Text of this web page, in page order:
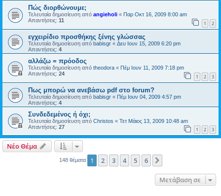
Πώς διορθώνουμε;
Τελευταία δημοσίευση από angieholi « Παρ Οκτ 16, 2009 8:00 am
Απαντήσεις: 11 1 2
εγχειρίδιο προσθήκης ξένης γλώσσας
Τελευταία δημοσίευση από babisgr « Δευ Ιουν 15, 2009 6:20 pm
Απαντήσεις: 4
αλλάζω = πρόοδος
Τελευταία δημοσίευση από theodora « Πέμ Ιουν 11, 2009 7:18 pm
Απαντήσεις: 24 1 2 3
Πως μπορώ να ανεβάσω pdf στο forum?
Τελευταία δημοσίευση από babisgr « Πέμ Ιουν 04, 2009 4:57 pm
Απαντήσεις: 4
Συνδεδεμένος ή όχι;
Τελευταία δημοσίευση από Christos « Τετ Μάιος 13, 2009 10:48 am
Απαντήσεις: 27 1 2 3
Νέο Θέμα
148 θέματα 1 2 3 4 5 6
Μετάβαση σε